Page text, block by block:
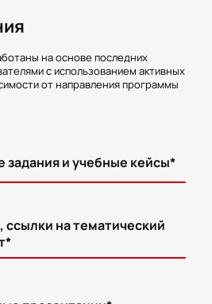
на основе последних
с использованием активных
от направления программы
задания и учебные кейсы*
ссылки на тематический